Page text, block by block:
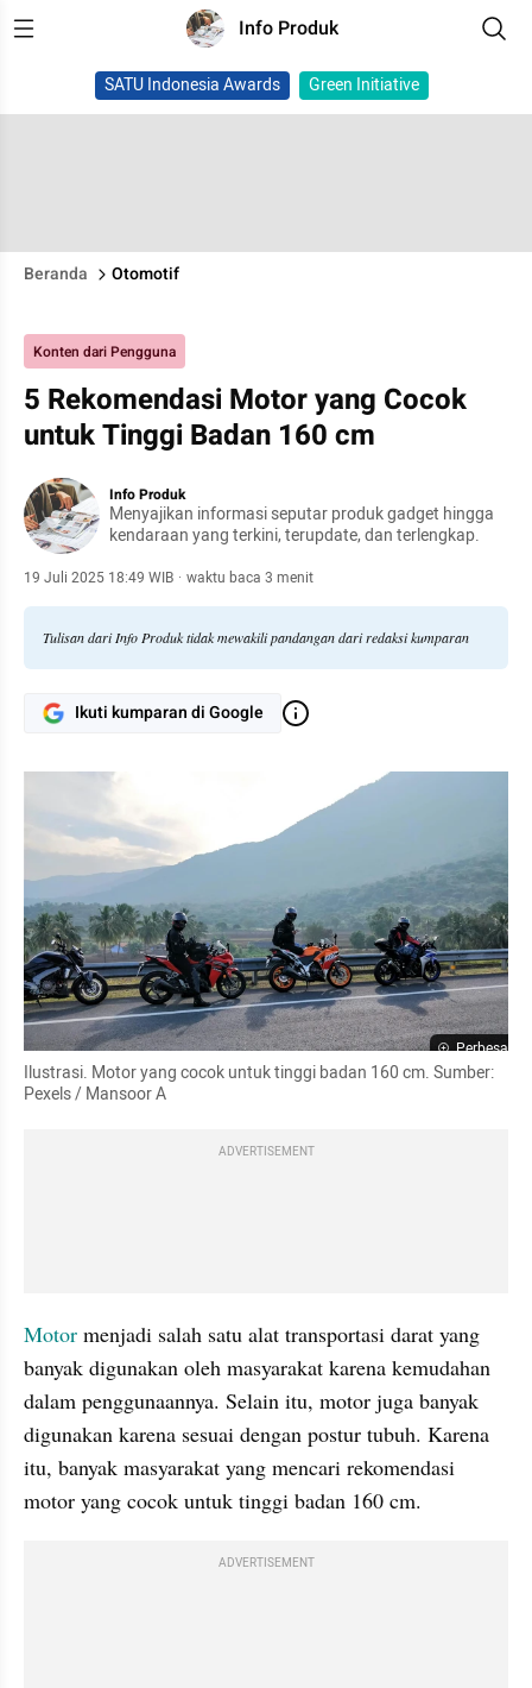
Info Produk
SATU Indonesia Awards Green Initiative
Beranda Otomotif
Konten dari Pengguna
5 Rekomendasi Motor yang Cocok
untuk Tinggi Badan 160 cm
Info Produk
Menyajikan informasi seputar produk gadget hingga
kendaraan yang terkini, terupdate, dan terlengkap.
19 Juli 2025 18:49 WIB · waktu baca 3 menit
Tulisan dari Info Produk tidak mewakili pandangan dari redaksi kumparan
Ikuti kumparan di Google
Perbesar
Ilustrasi. Motor yang cocok untuk tinggi badan 160 cm. Sumber:
Pexels / Mansoor A
ADVERTISEMENT
Motor menjadi salah satu alat transportasi darat yang
banyak digunakan oleh masyarakat karena kemudahan
dalam penggunaannya. Selain itu, motor juga banyak
digunakan karena sesuai dengan postur tubuh. Karena
itu, banyak masyarakat yang mencari rekomendasi
motor yang cocok untuk tinggi badan 160 cm.
ADVERTISEMENT